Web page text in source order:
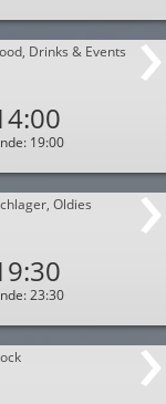
Drinks & Events
19:00
Oldies
23:30